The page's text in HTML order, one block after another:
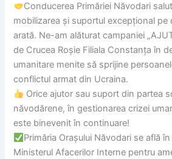
Conducerea Primăriei Năvodari
mobilizarea și suportul excepțional pe
arată. Ne-am alăturat campaniei
de Crucea Roșie Filiala Constanța în
umanitare menite să sprijine
conflictul armat din Ucraina.
Orice ajutor sau suport din partea
năvodărene, în gestionarea crizei
este binevenit în continuare!
Primăria Orașului Năvodari se află
Ministerul Afacerilor Interne pentru